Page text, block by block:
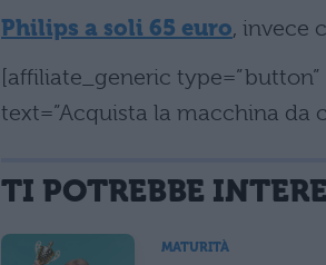
Philips a soli 65 euro, invece
[affiliate_generic
text=”Acquista la macchina da
TI POTREBBE
MATURITÀ